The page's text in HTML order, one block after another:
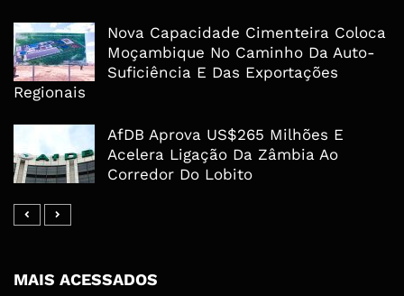
Nova Capacidade Cimenteira Coloca
Moçambique No Caminho Da Auto-
Suficiência E Das Exportações
Regionais
AfDB Aprova US$265 Milhões E
Acelera Ligação Da Zâmbia Ao
Corredor Do Lobito
MAIS ACESSADOS